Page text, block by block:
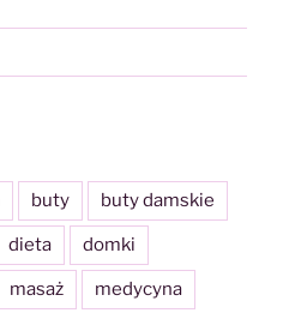
buty buty damskie
dieta domki
masaż medycyna